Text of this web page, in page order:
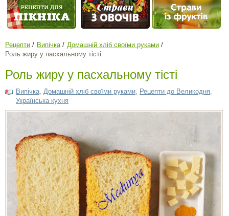
Рецепти Випічка
Домашній хліб своїми руками
Роль жиру у пасхальному тісті
Роль жиру у пасхальному тісті
Випічка Домашній хліб своїми руками Рецепти до Великодня
Українська кухня